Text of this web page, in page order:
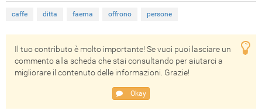
caffe ditta faema offrono persone
Il tuo contributo è molto importante! Se vuoi puoi lasciare un
commento alla scheda che stai consultando per aiutarci a
migliorare il contenuto delle informazioni. Grazie!
Okay